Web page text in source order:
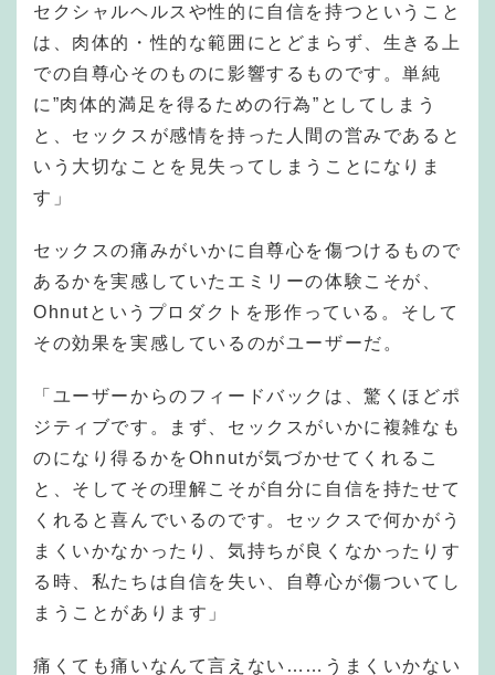
セクシャルヘルスや性的に自信を持つということ
は、肉体的・性的な範囲にとどまらず、生きる上
での自尊心そのものに影響するものです。単純
に”肉体的満足を得るための行為”としてしまう
と、セックスが感情を持った人間の営みであると
いう大切なことを見失ってしまうことになりま
す」
セックスの痛みがいかに自尊心を傷つけるもので
あるかを実感していたエミリーの体験こそが、
Ohnutというプロダクトを形作っている。そして
その効果を実感しているのがユーザーだ。
「ユーザーからのフィードバックは、驚くほどポ
ジティブです。まず、セックスがいかに複雑なも
のになり得るかをOhnutが気づかせてくれるこ
と、そしてその理解こそが自分に自信を持たせて
くれると喜んでいるのです。セックスで何かがう
まくいかなかったり、気持ちが良くなかったりす
る時、私たちは自信を失い、自尊心が傷ついてし
まうことがあります」
痛くても痛いなんて言えない……うまくいかない